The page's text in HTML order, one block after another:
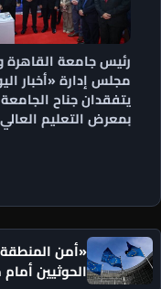
رئيس جامعة القاهرة
مجلس إدارة «أخبار
يتفقدان جناح الجامعة
بمعرض التعليم العالي
«أمن المنطقة
الحوثيين